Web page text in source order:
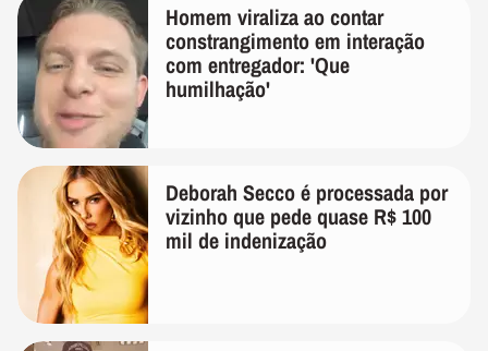
Homem viraliza ao contar
constrangimento em interação
com entregador: 'Que
humilhação'
Deborah Secco é processada por
vizinho que pede quase R$ 100
mil de indenização